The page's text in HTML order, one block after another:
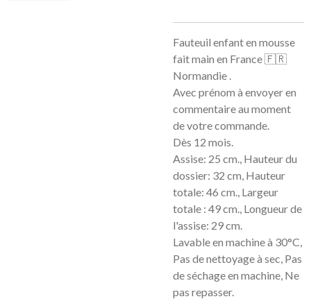
Fauteuil enfant en mousse
fait main en France 🇫🇷
Normandie .
Avec prénom à envoyer en
commentaire au moment
de votre commande.
Dès 12 mois.
Assise: 25 cm., Hauteur du
dossier: 32 cm, Hauteur
totale: 46 cm., Largeur
totale : 49 cm., Longueur de
l'assise: 29 cm.
Lavable en machine à 30°C,
Pas de nettoyage à sec, Pas
de séchage en machine, Ne
pas repasser.